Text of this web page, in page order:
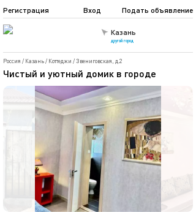
Казань
другой город
Подать объявление
Регистрация Вход
Россия / Казань/ Коттеджи /Звениговская, д.2
Чистый и уютный домик в городе